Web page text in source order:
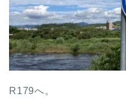
R179へ。